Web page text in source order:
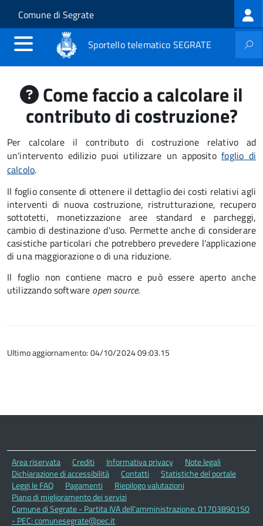
Salta al contenuto principale
Skip to site navigation
Comune di Segrate
Sportello telematico SEGRATE
Come faccio a calcolare il
contributo di costruzione?
Per calcolare il contributo di costruzione relativo ad
un'intervento edilizio puoi utilizzare un appositofoglio di
calcolo.
Il foglio consente di ottenere il dettaglio dei costi relativi agli
interventi di nuova costruzione, ristrutturazione, recupero
sottotetti, monetizzazione aree standard e parcheggi,
cambio di destinazione d'uso. Permette anche di considerare
casistiche particolari che potrebbero prevedere l'applicazione
di una maggiorazione o di una riduzione.
Il foglio non contiene macro e può essere aperto anche
utilizzando software open source.
Ultimo aggiornamento: 04/10/2024 09:03.15
Area riservata Crediti Informativa privacy
Note legali
Dichiarazione di accessibilità
Contatti
Statistiche del portale
Leggi le FAQ
Pagamenti
Riepilogo valutazioni
Piano di miglioramento dei servizi
Comune di Segrate - Partita IVA dell'amministrazione: 01703890150
- PEC: comunesegrate@pec.it